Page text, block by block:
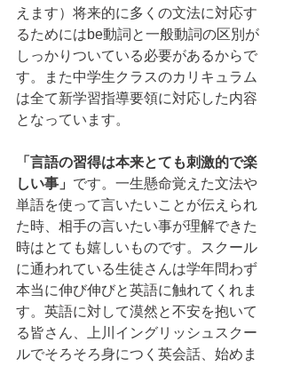
えます）将来的に多くの文法に対応す
るためにはbe動詞と一般動詞の区別が
しっかりついている必要があるからで
す。また中学生クラスのカリキュラム
は全て新学習指導要領に対応した内容
となっています。
「言語の習得は本来とても刺激的で楽
しい事」 です。一生懸命覚えた文法や
単語を使って言いたいことが伝えられ
た時、相手の言いたい事が理解できた
時はとても嬉しいものです。スクール
に通われている生徒さんは学年問わず
本当に伸び伸びと英語に触れてくれま
す。英語に対して漠然と不安を抱いて
る皆さん、上川イングリッシュスクー
ルでそろそろ身につく英会話、始めま